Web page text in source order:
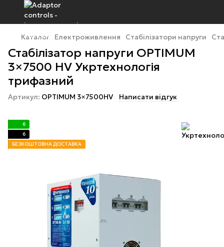
Каталог Електроживлення Стабілізатори напруги
Стабілізатор напруги OPTIMUM
3×7500 HV Укртехнологія
трифазний
Артикул: OPTIMUM 3×7500HV Написати відгук
6
6
БЕЗКОШТОВНА ДОСТАВКА